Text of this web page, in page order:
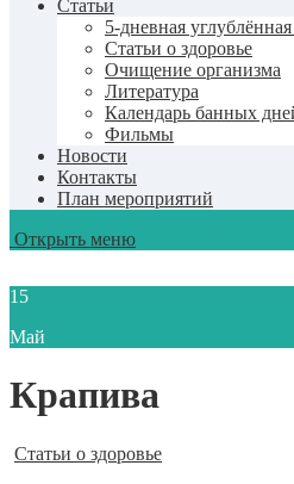
Статьи
5-дневная
Статьи о здоровье
Очищение организма
Литература
Календарь банных
Фильмы
Новости
Контакты
План мероприятий
Открыть меню
15
Май
Крапива
Статьи о здоровье